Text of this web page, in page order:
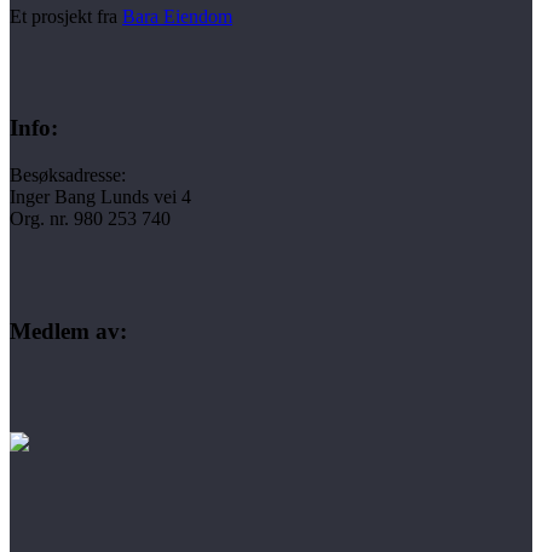
Et prosjekt fra Bara Eiendom
Info:
Besøksadresse:
Inger Bang Lunds vei 4
Org. nr. 980 253 740
Medlem av: